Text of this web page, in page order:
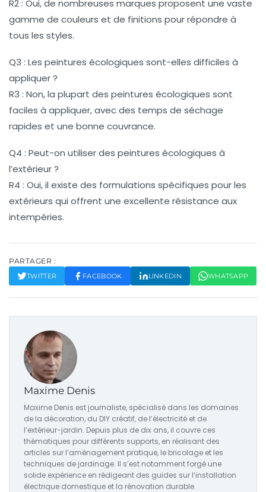
R2 : Oui, de nombreuses marques proposent une vaste
gamme de couleurs et de finitions pour répondre à
tous les styles.
Q3 : Les peintures écologiques sont-elles difficiles à
appliquer ?
R3 : Non, la plupart des peintures écologiques sont
faciles à appliquer, avec des temps de séchage
rapides et une bonne couvrance.
Q4 : Peut-on utiliser des peintures écologiques à
l’extérieur ?
R4 : Oui, il existe des formulations spécifiques pour les
extérieurs qui offrent une excellente résistance aux
intempéries.
PARTAGER :
TWITTER FACEBOOK LINKEDIN WHATSAPP
Maxime Denis
Maxime Denis est journaliste, spécialisé dans les domaines
de la décoration, du DIY créatif, de l’électricité et de
l’extérieur-jardin. Depuis plus de dix ans, il couvre ces
thématiques pour différents supports, en réalisant des
articles sur l’aménagement pratique, le bricolage et les
techniques de jardinage. Il s’est notamment forgé une
solide expérience en rédigeant des guides sur l’installation
électrique domestique et la rénovation durable.